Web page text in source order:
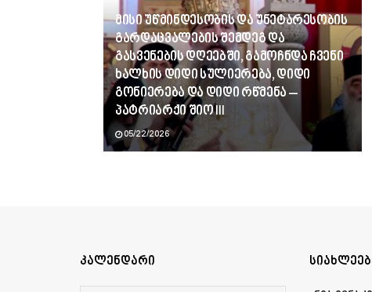
მისი უწმინდესობის და უნეტარესობის
გარდაცვალების შემდეგ და
გასვენების დღეებში, გამოჩნდა ჩვენი
ხალხის დიდი სულიერება, დიდი
გონიერება და დიდი რწმენა –
პატრიარქი შიო III
05/22/2026
კალენდარი